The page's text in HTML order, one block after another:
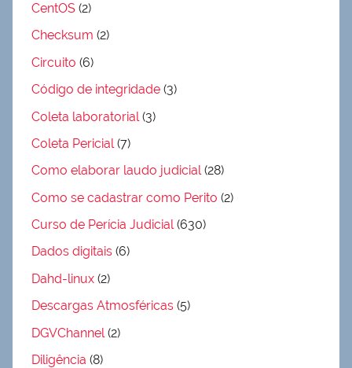
CentOS (2)
Checksum (2)
Circuito (6)
Código de integridade (3)
Coleta laboratorial (3)
Coleta Pericial(7)
Como elaborar laudo judicial(28)
Como se cadastrar como Perito (2)
Curso de Perícia Judicial(630)
Dados digitais (6)
Dahd-linux (2)
Descargas Atmosféricas (5)
DGVChannel (2)
Diligência (8)